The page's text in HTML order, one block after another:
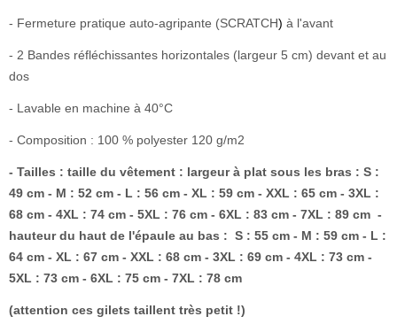
- Fermeture pratique auto-agripante (SCRATCH) à l'avant
- 2 Bandes réfléchissantes horizontales (largeur 5 cm) devant et au
dos
- Lavable en machine à 40°C
- Composition : 100 % polyester 120 g/m2
- Tailles : taille du vêtement : largeur à plat sous les bras : S :
49 cm - M : 52 cm - L : 56 cm - XL : 59 cm - XXL : 65 cm - 3XL :
68 cm - 4XL : 74 cm - 5XL : 76 cm - 6XL : 83 cm - 7XL : 89 cm -
hauteur du haut de l'épaule au bas : S : 55 cm - M : 59 cm - L :
64 cm - XL : 67 cm - XXL : 68 cm - 3XL : 69 cm - 4XL : 73 cm -
5XL : 73 cm - 6XL : 75 cm - 7XL : 78 cm
(attention ces gilets taillent très petit !)